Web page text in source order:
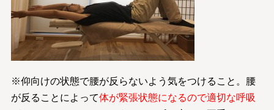
※仰向けの状態で腰が反らないよう気をつけること。腰
が反ることによって体が緊張状態になるので適切な呼吸